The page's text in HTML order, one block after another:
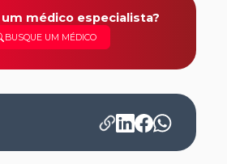
médico especialista?
BUSQUE UM MÉDICO